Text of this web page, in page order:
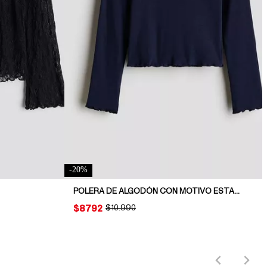
-20%
POLERA DE ALGODÓN CON MOTIVO ESTAMPADO
ORIGINAL PRICE:
$10.990
PRICE:
$8792